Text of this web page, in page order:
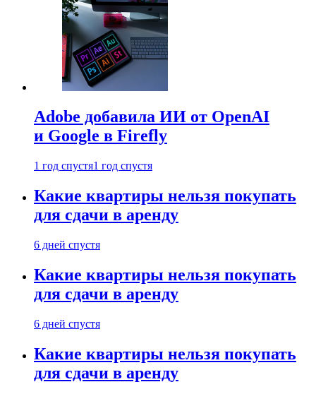
Adobe добавила ИИ от OpenAI
и Google в Firefly
1 год спустя1 год спустя
Какие квартиры нельзя покупать
для сдачи в аренду
6 дней спустя
Какие квартиры нельзя покупать
для сдачи в аренду
6 дней спустя
Какие квартиры нельзя покупать
для сдачи в аренду